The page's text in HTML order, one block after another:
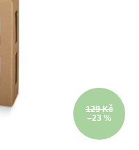
129 Kč
–23 %